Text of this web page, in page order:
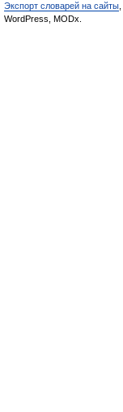
Экспорт словарей на сайты
WordPress, MODx.